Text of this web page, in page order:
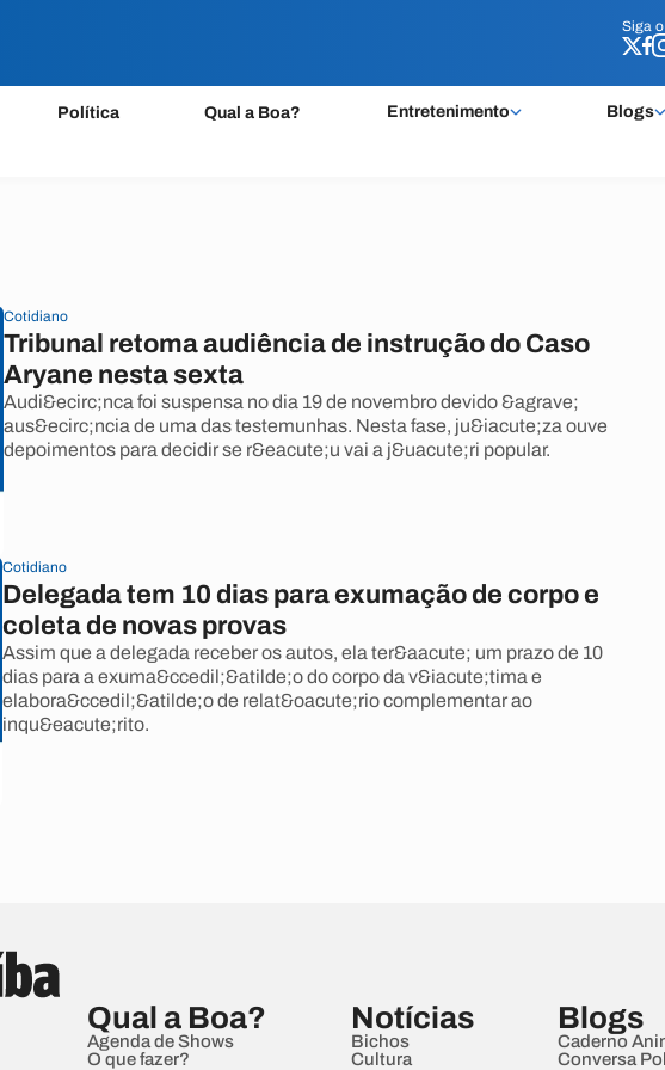
Siga o
Política Qual a Boa? Entretenimento Blogs
Siga o
Cotidiano
Tribunal retoma audiência de instrução do Caso
Aryane nesta sexta
Audi&ecirc;nca foi suspensa no dia 19 de novembro devido &agrave;
aus&ecirc;ncia de uma das testemunhas. Nesta fase, ju&iacute;za ouve
depoimentos para decidir se r&eacute;u vai a j&uacute;ri popular.
Cotidiano
Delegada tem 10 dias para exumação de corpo e
coleta de novas provas
Assim que a delegada receber os autos, ela ter&aacute; um prazo de 10
dias para a exuma&ccedil;&atilde;o do corpo da v&iacute;tima e
elabora&ccedil;&atilde;o de relat&oacute;rio complementar ao
inqu&eacute;rito.
Qual a Boa?
Agenda de Shows
O que fazer?
Notícias
Bichos
Cultura
Blogs
Caderno
Conversa